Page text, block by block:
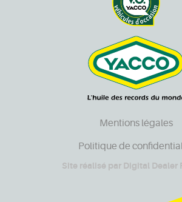
Mentions légales
Politique de
Site réalisé par Digital Dealer